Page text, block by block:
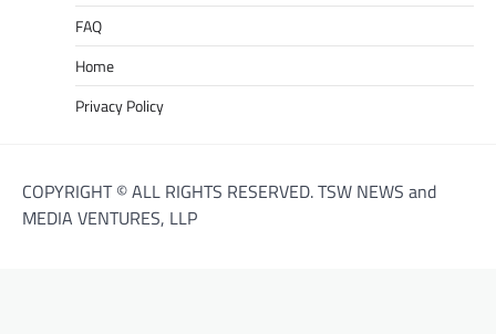
FAQ
Home
Privacy Policy
COPYRIGHT © ALL RIGHTS RESERVED. TSW NEWS and
MEDIA VENTURES, LLP